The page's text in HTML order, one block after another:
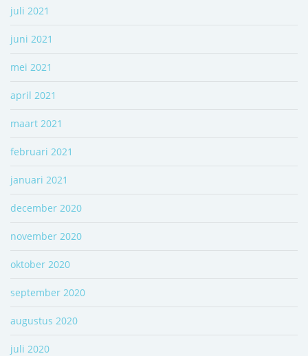
juli 2021
juni 2021
mei 2021
april 2021
maart 2021
februari 2021
januari 2021
december 2020
november 2020
oktober 2020
september 2020
augustus 2020
juli 2020